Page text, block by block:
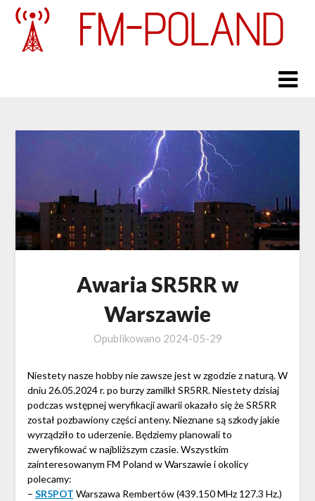
Skip
content
Awaria SR5RR w
Warszawie
Opublikowano 2024-05-29
Niestety nasze hobby nie zawsze jest w zgodzie z naturą. W
dniu 26.05.2024 r. po burzy zamilkł SR5RR. Niestety dzisiaj
podczas wstępnej weryfikacji awarii okazało się że SR5RR
został pozbawiony części anteny. Nieznane są szkody jakie
wyrządziło to uderzenie. Będziemy planowali to
zweryfikować w najbliższym czasie. Wszystkim
zainteresowanym FM Poland w Warszawie i okolicy
polecamy:
– SR5POT Warszawa Rembertów (439.150 MHz 127.3 Hz.)